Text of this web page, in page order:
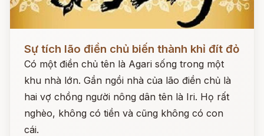
Sự tích lão điền chủ biến thành khỉ đít đỏ
Có một điền chủ tên là Agari sống trong một
khu nhà lớn. Gần ngồi nhà của lão điền chủ là
hai vợ chồng người nông dân tên là Iri. Họ rất
nghèo, không có tiền và cũng không có con
cái.